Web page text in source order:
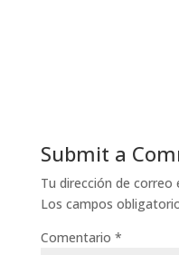
Submit a
Tu dirección de correo
Los campos
Comentario *